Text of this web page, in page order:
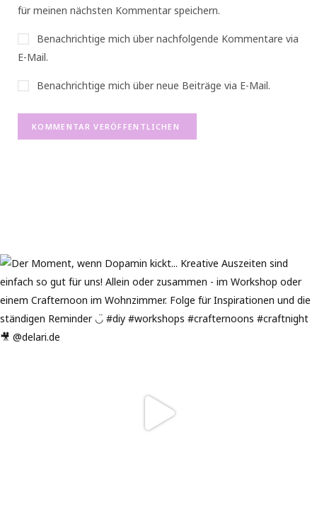
für meinen nächsten Kommentar speichern.
Benachrichtige mich über nachfolgende Kommentare via
E-Mail.
Benachrichtige mich über neue Beiträge via E-Mail.